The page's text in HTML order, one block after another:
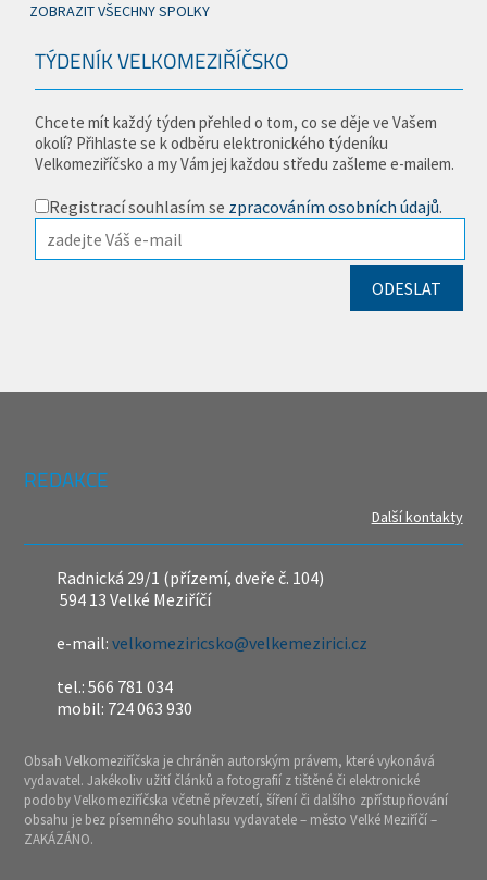
ZOBRAZIT VŠECHNY SPOLKY
TÝDENÍK VELKOMEZIŘÍČSKO
Chcete mít každý týden přehled o tom, co se děje ve Vašem
okolí? Přihlaste se k odběru elektronického týdeníku
Velkomeziříčsko a my Vám jej každou středu zašleme e-mailem.
Registrací souhlasím se zpracováním osobních údajů.
REDAKCE
Další kontakty
Radnická 29/1 (přízemí, dveře č. 104)
594 13 Velké Meziříčí
e-mail:velkomeziricsko@velkemezirici.cz
tel.: 566 781 034
mobil: 724 063 930
Obsah Velkomeziříčska je chráněn autorským právem, které vykonává
vydavatel. Jakékoliv užití článků a fotografií z tištěné či elektronické
podoby Velkomeziříčska včetně převzetí, šíření či dalšího zpřístupňování
obsahu je bez písemného souhlasu vydavatele – město Velké Meziříčí –
ZAKÁZÁNO.